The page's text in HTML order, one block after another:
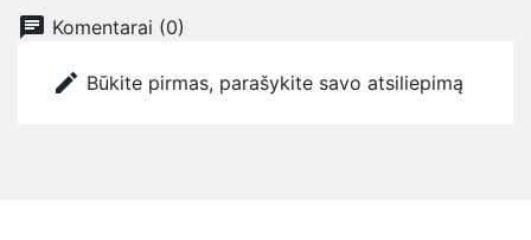
chat Komentarai (0)
edit Būkite pirmas, parašykite savo atsiliepimą